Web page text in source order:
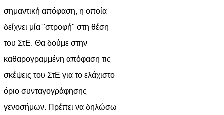
σημαντική απόφαση, η οποία
δείχνει μία "στροφή" στη θέση
του ΣτΕ. Θα δούμε στην
καθαρογραμμένη απόφαση τις
σκέψεις του ΣτΕ για το ελάχιστο
όριο συνταγογράφησης
γενοσήμων. Πρέπει να δηλώσω